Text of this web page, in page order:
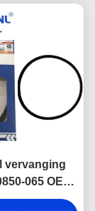
vervanging
065 OEM
6310 voor